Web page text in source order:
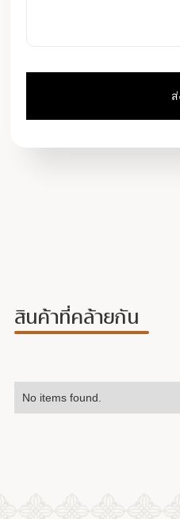
สินค้าที่คล้ายกัน
No items found.